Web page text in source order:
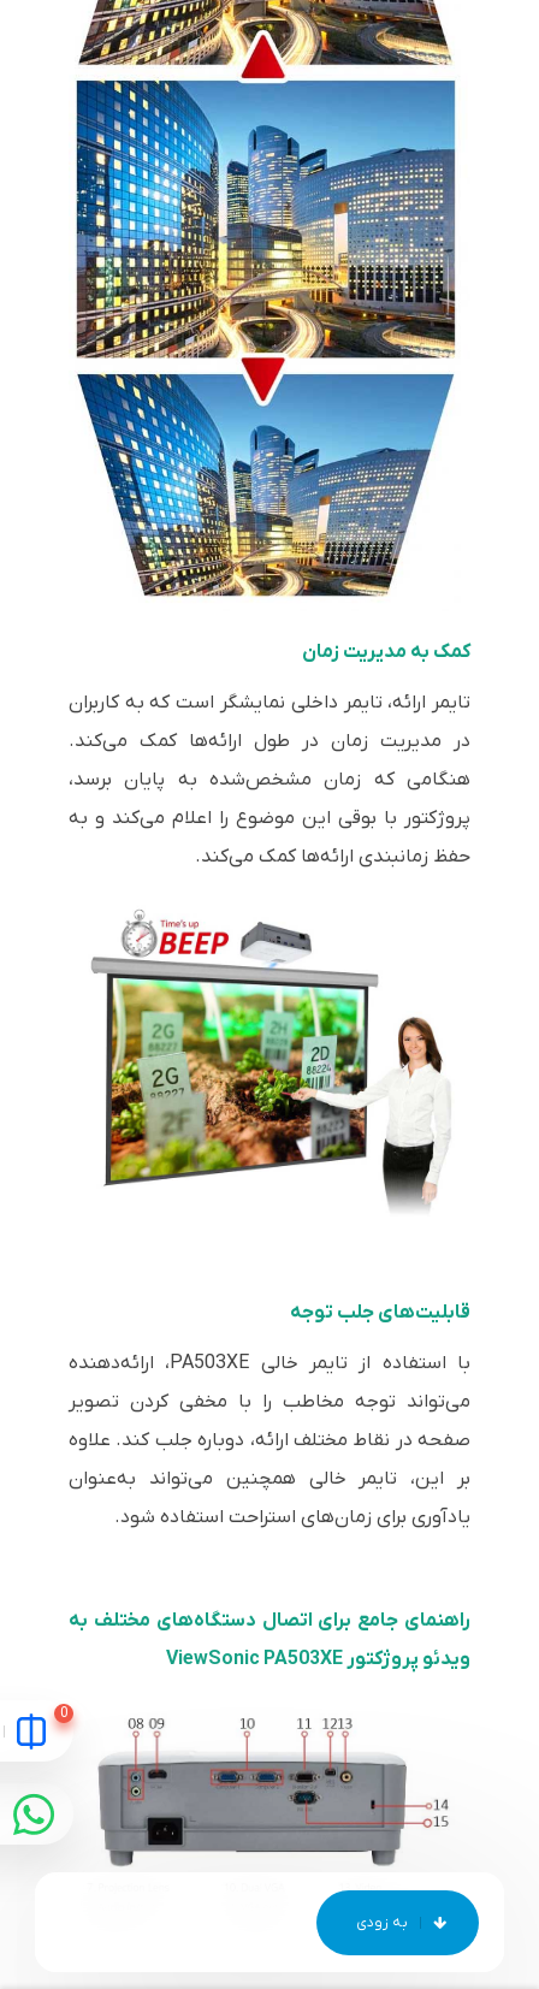
کمک به مدیریت زمان
تایمر ارائه، تایمر داخلی نمایشگر است که به کاربران
در مدیریت زمان در طول ارائه‌ها کمک می‌کند.
هنگامی که زمان مشخص‌شده به پایان برسد،
پروژکتور با بوقی این موضوع را اعلام می‌کند و به
حفظ زمانبندی ارائه‌ها کمک می‌کند.
قابلیت‌های جلب توجه
با استفاده از تایمر خالی PA503XE، ارائه‌دهنده
می‌تواند توجه مخاطب را با مخفی کردن تصویر
صفحه در نقاط مختلف ارائه، دوباره جلب کند. علاوه
بر این، تایمر خالی همچنین می‌تواند به‌عنوان
یادآوری برای زمان‌های استراحت استفاده شود.
راهنمای جامع برای اتصال دستگاه‌های مختلف به
ویدئو پروژکتور ViewSonic PA503XE